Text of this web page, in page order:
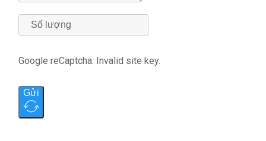
Google reCaptcha: Invalid site key.
Gửi